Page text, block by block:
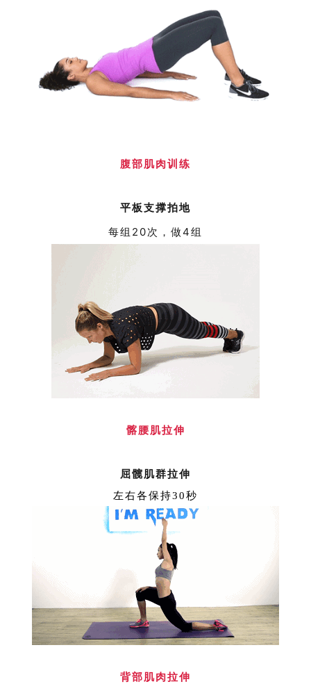
腹部肌肉训练
平板支撑拍地
每组20次，做4组
髂腰肌拉伸
屈髋肌群拉伸
左右各保持30秒
背部肌肉拉伸